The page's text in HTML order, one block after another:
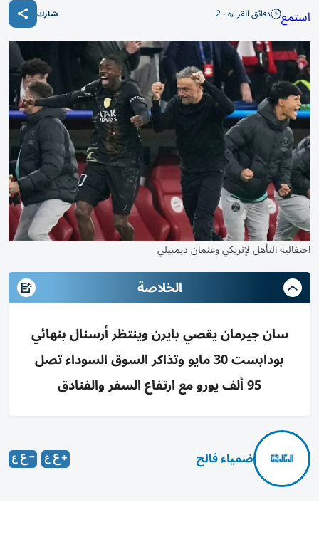
استمع دقائق القراءة - 2 شارك
احتفالية التأهل لإنريكي وعثمان ديمبيلي
الخلاصة
سان جيرمان يقصي بايرن وينتظر أرسنال بنهائي
بودابست 30 مايو وتذاكر السوق السوداء تصل
95 ألف يورو مع ارتفاع السفر والفنادق
ضمياء فالح